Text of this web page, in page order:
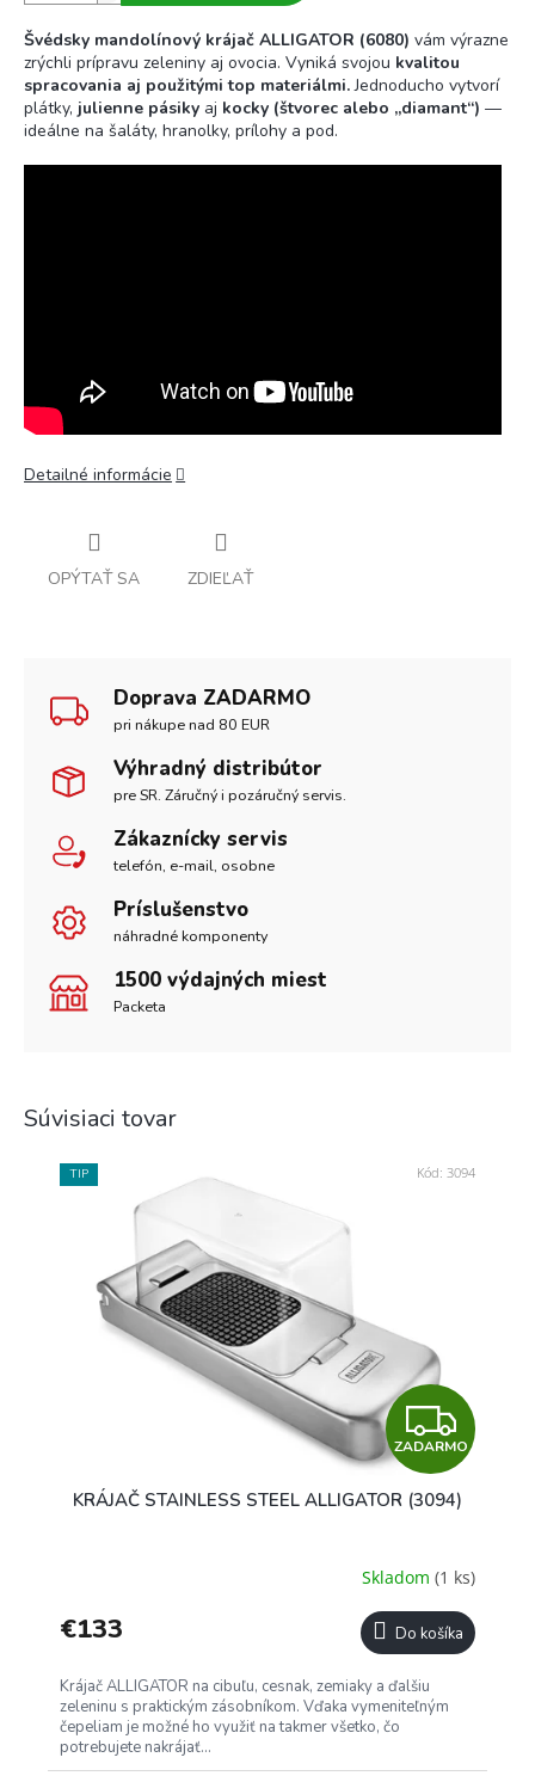
Švédsky mandolínový krájač ALLIGATOR (6080) vám výrazne
zrýchli prípravu zeleniny aj ovocia. Vyniká svojou kvalitou
spracovania aj použitými top materiálmi.Jednoducho vytvorí
plátky, julienne pásiky aj kocky (štvorec alebo „diamant“) —
ideálne na šaláty, hranolky, prílohy a pod.
Detailné informácie
OPÝTAŤ SA ZDIEĽAŤ
Doprava ZADARMO
pri nákupe nad 80 EUR
Výhradný distribútor
pre SR. Záručný i pozáručný servis.
Zákaznícky servis
telefón, e-mail, osobne
Príslušenstvo
náhradné komponenty
1500 výdajných miest
Packeta
Súvisiaci tovar
TIP
Z
A
D
A
R
M
ZADARMO
KRÁJAČ STAINLESS STEEL ALLIGATOR (3094)
Skladom (1 ks)
€133 Do košíka
Krájač ALLIGATOR na cibuľu, cesnak, zemiaky a ďalšiu
zeleninu s praktickým zásobníkom. Vďaka vymeniteľným
čepeliam je možné ho využiť na takmer všetko, čo
potrebujete nakrájať...
Kód: 3094